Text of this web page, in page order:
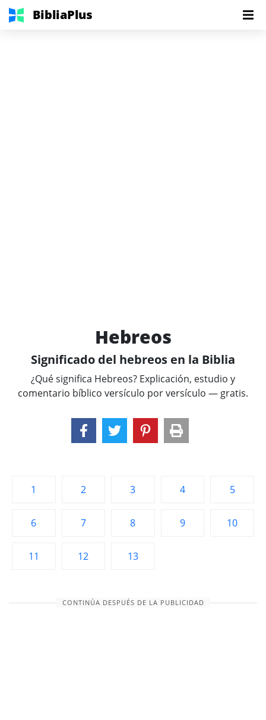
BibliaPlus
Hebreos
Significado del hebreos en la Biblia
¿Qué significa Hebreos? Explicación, estudio y
comentario bíblico versículo por versículo — gratis.
1 2 3 4 5
6 7 8 9 10
11 12 13
CONTINÚA DESPUÉS DE LA PUBLICIDAD